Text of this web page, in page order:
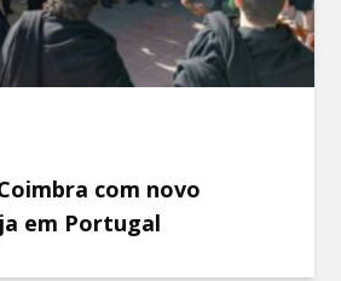
com novo
em Portugal